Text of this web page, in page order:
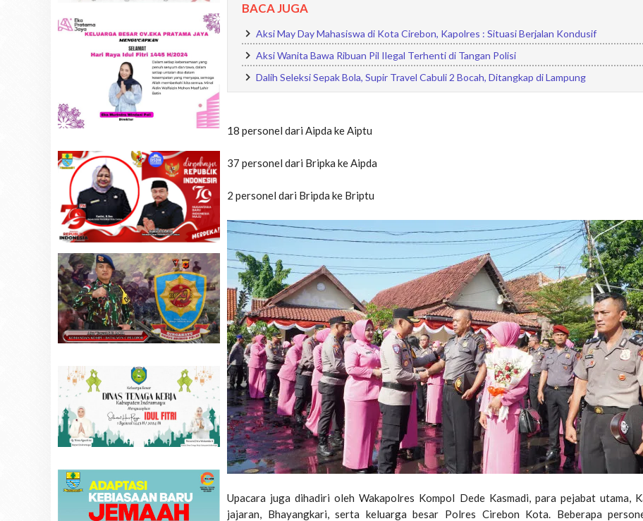
BACA JUGA
Aksi May Day Mahasiswa di Kota Cirebon, Kapolres : Situasi Berjalan Kondusif
Aksi Wanita Bawa Ribuan Pil Ilegal Terhenti di Tangan Polisi
Dalih Seleksi Sepak Bola, Supir Travel Cabuli 2 Bocah, Ditangkap di Lampung
18 personel dari Aipda ke Aiptu
37 personel dari Bripka ke Aipda
2 personel dari Bripda ke Briptu
Upacara juga dihadiri oleh Wakapolres Kompol Dede Kasmadi, para pejabat utama,
jajaran, Bhayangkari, serta keluarga besar Polres Cirebon Kota. Beberapa